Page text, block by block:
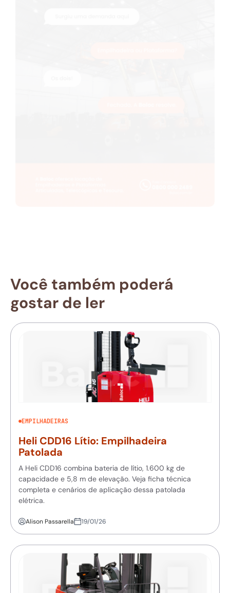
Você também poderá
gostar de ler
EMPILHADEIRAS
Heli CDD16 Lítio: Empilhadeira
Patolada
A Heli CDD16 combina bateria de lítio, 1.600 kg de
capacidade e 5,8 m de elevação. Veja ficha técnica
completa e cenários de aplicação dessa patolada
elétrica.
Alison Passarella 19/01/26